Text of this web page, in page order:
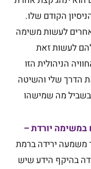
הקודם שלו.
לעשות משימה
לעשות זאת
הניהולית הזו
הדרך שלי והשיטה
מה שמישהו
יורדת–
ירידה ברמת
בהיקף הידע שיש